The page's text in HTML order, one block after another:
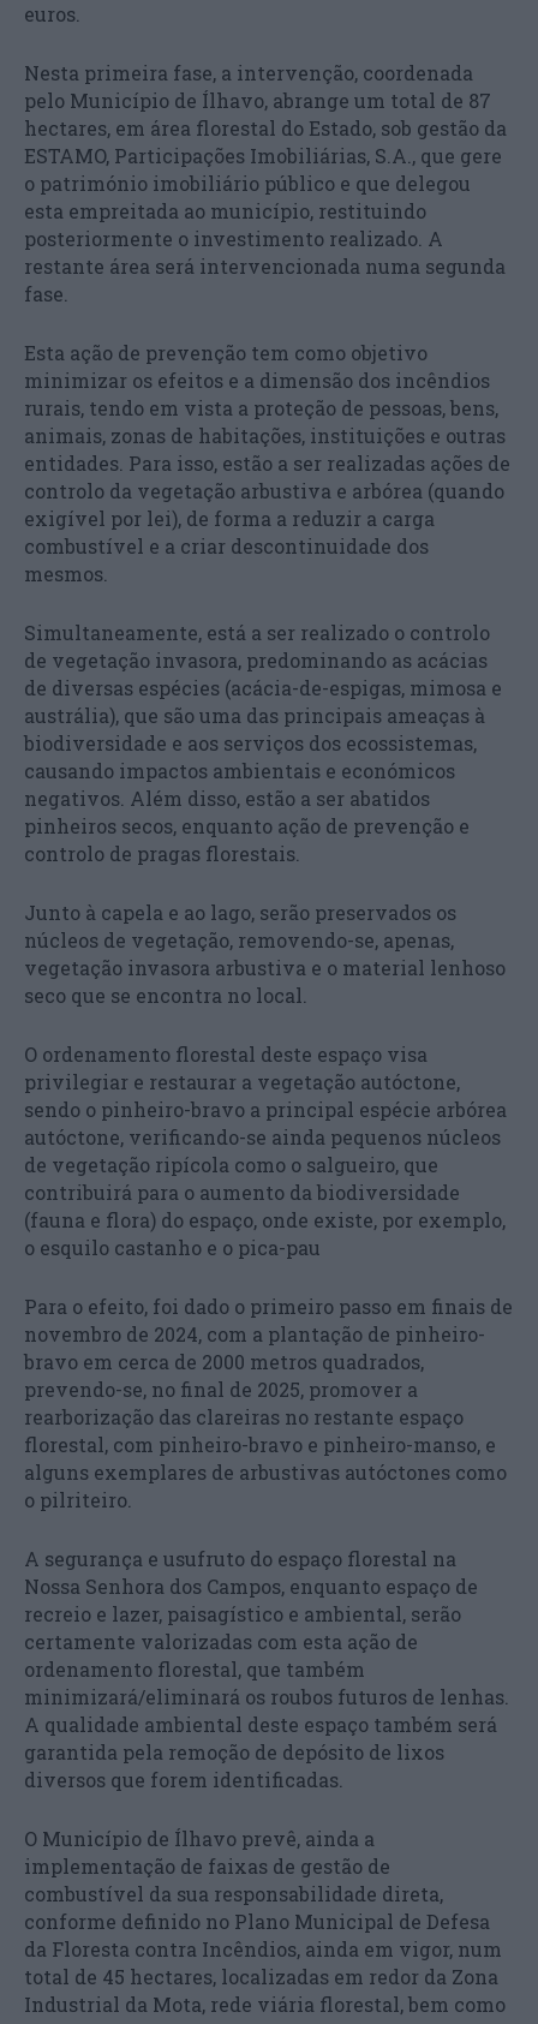
euros.
Nesta primeira fase, a intervenção, coordenada
pelo Município de Ílhavo, abrange um total de 87
hectares, em área florestal do Estado, sob gestão da
ESTAMO, Participações Imobiliárias, S.A., que gere
o património imobiliário público e que delegou
esta empreitada ao município, restituindo
posteriormente o investimento realizado. A
restante área será intervencionada numa segunda
fase.
Esta ação de prevenção tem como objetivo
minimizar os efeitos e a dimensão dos incêndios
rurais, tendo em vista a proteção de pessoas, bens,
animais, zonas de habitações, instituições e outras
entidades. Para isso, estão a ser realizadas ações de
controlo da vegetação arbustiva e arbórea (quando
exigível por lei), de forma a reduzir a carga
combustível e a criar descontinuidade dos
mesmos.
Simultaneamente, está a ser realizado o controlo
de vegetação invasora, predominando as acácias
de diversas espécies (acácia-de-espigas, mimosa e
austrália), que são uma das principais ameaças à
biodiversidade e aos serviços dos ecossistemas,
causando impactos ambientais e económicos
negativos. Além disso, estão a ser abatidos
pinheiros secos, enquanto ação de prevenção e
controlo de pragas florestais.
Junto à capela e ao lago, serão preservados os
núcleos de vegetação, removendo-se, apenas,
vegetação invasora arbustiva e o material lenhoso
seco que se encontra no local.
O ordenamento florestal deste espaço visa
privilegiar e restaurar a vegetação autóctone,
sendo o pinheiro-bravo a principal espécie arbórea
autóctone, verificando-se ainda pequenos núcleos
de vegetação ripícola como o salgueiro, que
contribuirá para o aumento da biodiversidade
(fauna e flora) do espaço, onde existe, por exemplo,
o esquilo castanho e o pica-pau
Para o efeito, foi dado o primeiro passo em finais de
novembro de 2024, com a plantação de pinheiro-
bravo em cerca de 2000 metros quadrados,
prevendo-se, no final de 2025, promover a
rearborização das clareiras no restante espaço
florestal, com pinheiro-bravo e pinheiro-manso, e
alguns exemplares de arbustivas autóctones como
o pilriteiro.
A segurança e usufruto do espaço florestal na
Nossa Senhora dos Campos, enquanto espaço de
recreio e lazer, paisagístico e ambiental, serão
certamente valorizadas com esta ação de
ordenamento florestal, que também
minimizará/eliminará os roubos futuros de lenhas.
A qualidade ambiental deste espaço também será
garantida pela remoção de depósito de lixos
diversos que forem identificadas.
O Município de Ílhavo prevê, ainda a
implementação de faixas de gestão de
combustível da sua responsabilidade direta,
conforme definido no Plano Municipal de Defesa
da Floresta contra Incêndios, ainda em vigor, num
total de 45 hectares, localizadas em redor da Zona
Industrial da Mota, rede viária florestal, bem como